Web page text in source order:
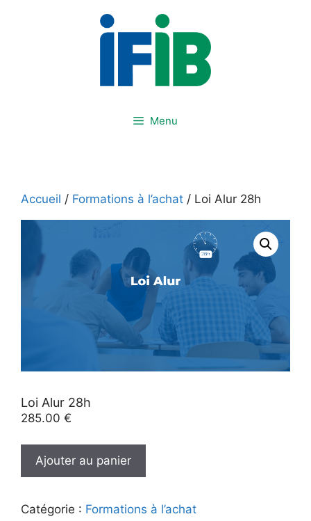
Menu
Accueil / Formations à l’achat / Loi Alur 28h
Loi Alur 28h
285.00 €
quantité
Alur
Ajouter au panier
Catégorie : Formations à l’achat